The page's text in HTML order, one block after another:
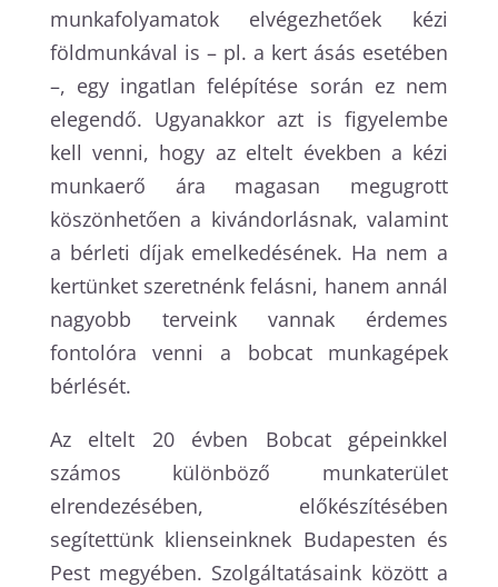
munkafolyamatok elvégezhetőek kézi
földmunkával is – pl. a kert ásás esetében
–, egy ingatlan felépítése során ez nem
elegendő. Ugyanakkor azt is figyelembe
kell venni, hogy az eltelt években a kézi
munkaerő ára magasan megugrott
köszönhetően a kivándorlásnak, valamint
a bérleti díjak emelkedésének. Ha nem a
kertünket szeretnénk felásni, hanem annál
nagyobb terveink vannak érdemes
fontolóra venni a bobcat munkagépek
bérlését.
Az eltelt 20 évben Bobcat gépeinkkel
számos különböző munkaterület
elrendezésében, előkészítésében
segítettünk klienseinknek Budapesten és
Pest megyében. Szolgáltatásaink között a